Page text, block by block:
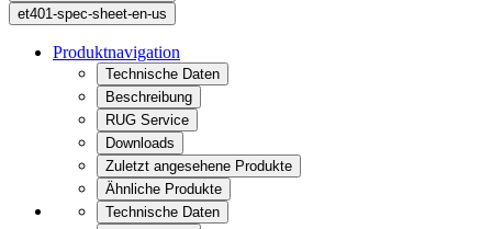
Zuletzt angesehene Produkte
Produkt anfragen
EXTRA Computer GmbH
Brühlstraße 12
89537 Giengen an der Brenz
Deutschland